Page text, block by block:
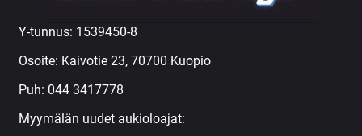
Y-tunnus: 1539450-8
Osoite: Kaivotie 23, 70700 Kuopio
Puh: 044 3417778
Myymälän uudet aukioloajat: